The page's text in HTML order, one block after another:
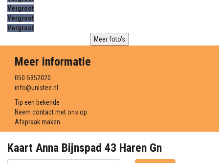
Vergroot
Vergroot
Vergroot
Meer foto's
Meer informatie
050-5352020
info@unistee.nl
Tip een bekende
Neem contact met ons op
Afspraak maken
Kaart Anna Bijnspad 43 Haren Gn